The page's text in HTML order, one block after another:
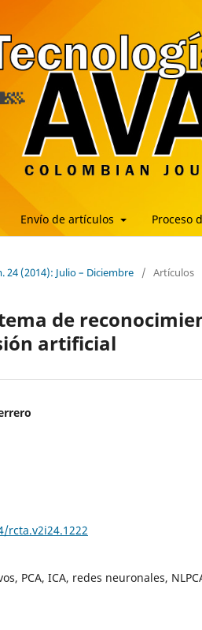
Envío de artículos Proceso
24 (2014): Julio – Diciembre / Artículos
de
artificial
rcta.v2i24.1222
PCA, ICA, redes neuronales,